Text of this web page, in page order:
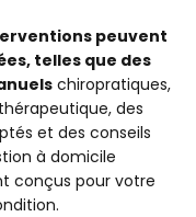
peuvent
telles que des
chiropratiques,
des
et des conseils
à domicile
conçus pour votre